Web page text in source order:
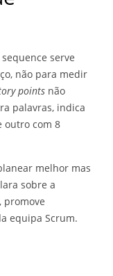
serve
não para medir
points não
palavras, indica
outro com 8
melhor mas
sobre a
promove
equipa Scrum.